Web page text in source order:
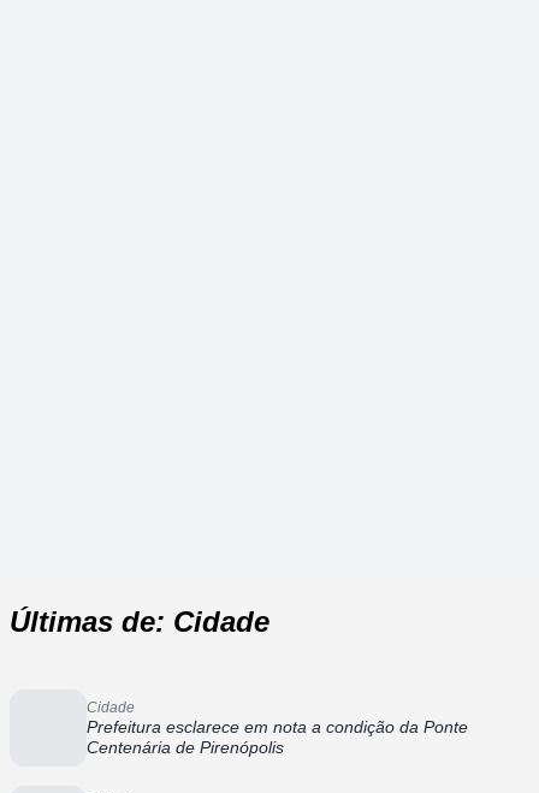
Últimas de: Cidade
Cidade
Prefeitura esclarece em nota a condição da Ponte
Centenária de Pirenópolis